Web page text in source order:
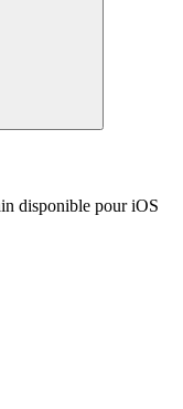
disponible pour iOS